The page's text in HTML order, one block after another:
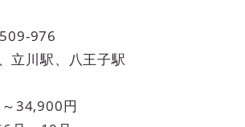
976
立川駅、八王子駅
34,900円